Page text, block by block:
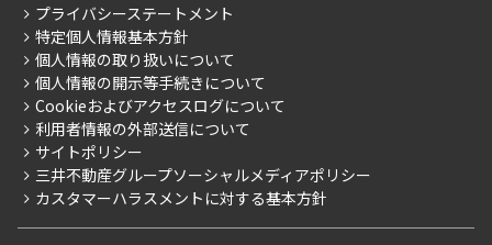
こだわりから探す
こだわり一覧
プレミアムマンション
新築
当社限定（港区・渋谷区）
当社限定（港区・渋谷区以外）
三井不動産企画
ご入居・提携サービス
お部屋探しからご契約まで
よくあるご質問
社宅紹介
【仲介会社様向け】当社仲介事業部取り扱い物件入居申込
会社情報
事業案内
採用情報
ニュースリリース
お問い合わせ
プライバシーステートメント
特定個人情報基本方針
個人情報の取り扱いについて
個人情報の開示等手続きについて
Cookieおよびアクセスログについて
利用者情報の外部送信について
サイトポリシー
三井不動産グループソーシャルメディアポリシー
カスタマーハラスメントに対する基本方針